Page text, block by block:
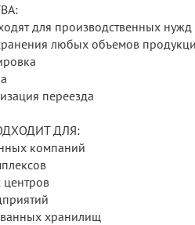
для производственных нужд
любых объемов
переезда
ДЛЯ:
компаний
центров
хранилищ